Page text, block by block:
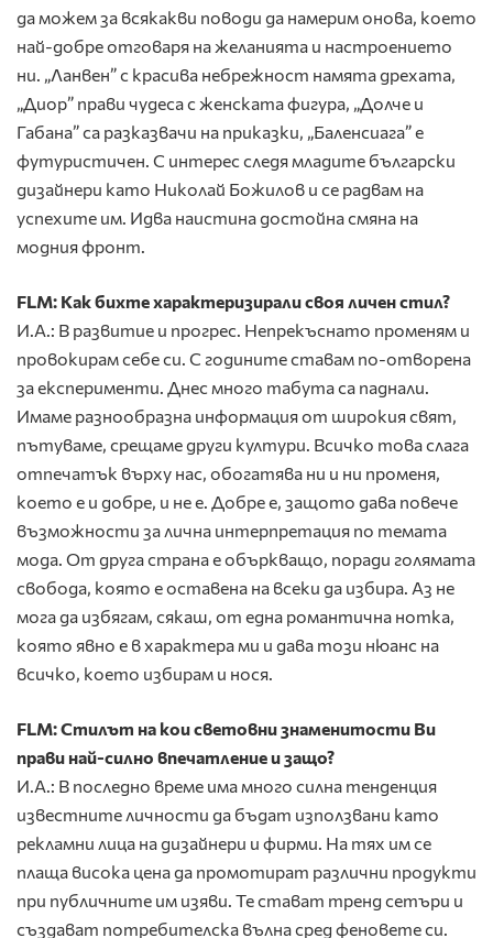
да можем за всякакви поводи да намерим онова, което
най-добре отговаря на желанията и настроението
ни. „Ланвен” с красива небрежност намята дрехата,
„Диор” прави чудеса с женската фигура, „Долче и
Габана” са разказвачи на приказки, „Баленсиага” е
футуристичен. С интерес следя младите български
дизайнери като Николай Божилов и се радвам на
успехите им. Идва наистина достойна смяна на
модния фронт.
FLM: Как бихте характеризирали своя личен стил?
И.А.: В развитие и прогрес. Непрекъснато променям и
провокирам себе си. С годините ставам по-отворена
за експерименти. Днес много табута са паднали.
Имаме разнообразна информация от широкия свят,
пътуваме, срещаме други култури. Всичко това слага
отпечатък върху нас, обогатява ни и ни променя,
което е и добре, и не е. Добре е, защото дава повече
възможности за лична интерпретация по темата
мода. От друга страна е объркващо, поради голямата
свобода, която е оставена на всеки да избира. Аз не
мога да избягам, сякаш, от една романтична нотка,
която явно е в характера ми и дава този нюанс на
всичко, което избирам и нося.
FLM: Стилът на кои световни знаменитости Ви
прави най-силно впечатление и защо?
И.А.: В последно време има много силна тенденция
известните личности да бъдат използвани като
рекламни лица на дизайнери и фирми. На тях им се
плаща висока цена да промотират различни продукти
при публичните им изяви. Те стават тренд сетъри и
създават потребителска вълна сред феновете си.